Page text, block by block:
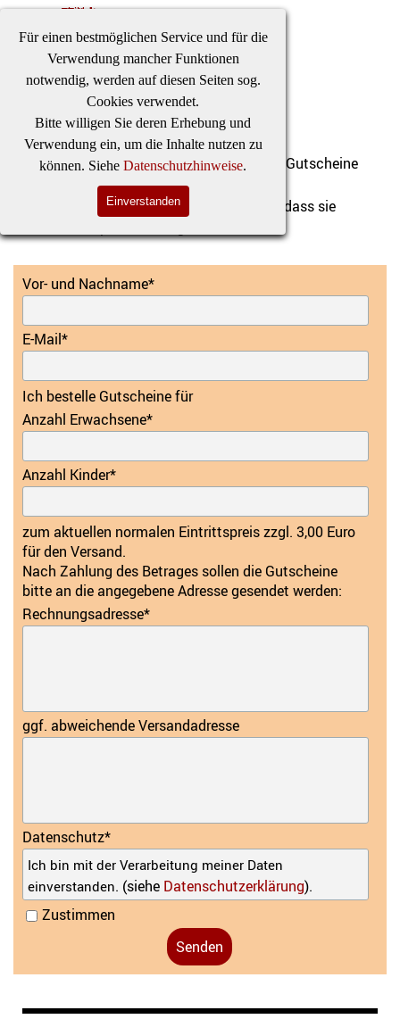
Für einen bestmöglichen Service und für die
Verwendung mancher Funktionen
notwendig, werden auf diesen Seiten sog.
Cookies verwendet.
Bitte willigen Sie deren Erhebung und
Verwendung ein, um die Inhalte nutzen zu
können. Siehe Datenschutzhinweise.
Einverstanden
Direkt zum Seiteninhalt
Einladen
Besuchen
Stücke
Tickets
Menü überspringen
Gutscheinbestellung
Hier können Sie für sich und Ihre Freunde Gutscheine
Diese sind einzeln und haben den Vorteil, dass sie
Vor- und Nachname*
E-Mail*
Ich bestelle Gutscheine für
Anzahl Erwachsene*
Anzahl Kinder*
zum aktuellen normalen Eintrittspreis zzgl. 3,00 Euro
für den Versand.
Nach Zahlung des Betrages sollen die Gutscheine
bitte an die angegebene Adresse gesendet werden:
Rechnungsadresse*
ggf. abweichende Versandadresse
Datenschutz*
Ich bin mit der Verarbeitung meiner Daten
einverstanden. (siehe Datenschutzerklärung).
Zustimmen